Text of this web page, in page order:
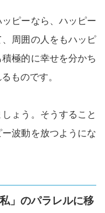
ピーなら、ハッピー
周囲の人をもハッピ
極的に幸せを分かち
ものです。
ょう。そうすること
波動を放つようにな
」のパラレルに移